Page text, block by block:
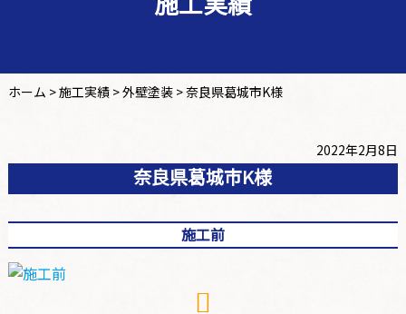
ホーム >施工実績>外壁塗装>奈良県葛城市K様
2022年2月8日
奈良県葛城市K様
施工前